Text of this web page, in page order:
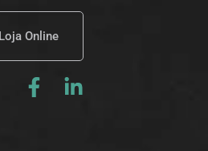
Loja Online